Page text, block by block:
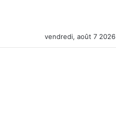
vendredi, août 7 2026